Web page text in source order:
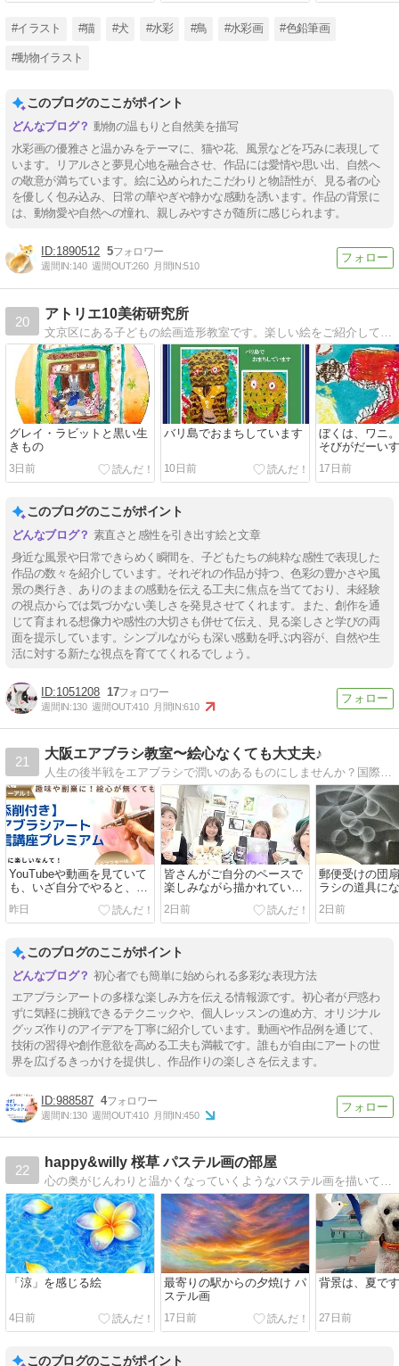
#イラスト #猫 #犬 #水彩 #鳥 #水彩画 #色鉛筆画
#動物イラスト
このブログのここがポイント
動物の温もりと自然美を描写
水彩画の優雅さと温かみをテーマに、猫や花、風景などを巧みに表現して
います。リアルさと夢見心地を融合させ、作品には愛情や思い出、自然へ
の敬意が満ちています。絵に込められたこだわりと物語性が、見る者の心
を優しく包み込み、日常の華やぎや静かな感動を誘います。作品の背景に
は、動物愛や自然への憧れ、親しみやすさが随所に感じられます。
1890512 5
週間IN:140 週間OUT:260 月間IN:510
20
アトリエ10美術研究所
グレイ・ラビットと黒い生
きもの
3日前
バリ島でおまちしています
10日前
ぼくは、ワニ
そびがだーい
17日前
このブログのここがポイント
素直さと感性を引き出す絵と文章
身近な風景や日常できらめく瞬間を、子どもたちの純粋な感性で表現した
作品の数々を紹介しています。それぞれの作品が持つ、色彩の豊かさや風
景の奥行き、ありのままの感動を伝える工夫に焦点を当てており、未経験
の視点からでは気づかない美しさを発見させてくれます。また、創作を通
じて育まれる想像力や感性の大切さも併せて伝え、見る楽しさと学びの両
面を提示しています。シンプルながらも深い感動を呼ぶ内容が、自然や生
活に対する新たな視点を育ててくれるでしょう。
1051208 17
週間IN:130 週間OUT:410 月間IN:610
21
大阪エアブラシ教室〜絵心なくても大丈夫♪
人生の後半戦をエアブラシで潤いのあるものにしませんか？国際エアアート協会®大阪本部：大阪市鶴見区エアブラシ教室・エアブラシ通信講座・エアブラシ動画レッスン・絵心無しOK・色々なエアブラシの使い道楽しみ方も紹介！
YouTubeや動画を見ていて
も、いざ自分でやると、思
うようにできません
昨日
皆さんがご自分のペースで
楽しみながら描かれていま
す。５月前半の様子
2日前
郵便受けの団
ラシの道具に
2日前
このブログのここがポイント
初心者でも簡単に始められる多彩な表現方法
エアブラシアートの多様な楽しみ方を伝える情報源です。初心者が戸惑わ
ずに気軽に挑戦できるテクニックや、個人レッスンの進め方、オリジナル
グッズ作りのアイデアを丁寧に紹介しています。動画や作品例を通じて、
技術の習得や創作意欲を高める工夫も満載です。誰もが自由にアートの世
界を広げるきっかけを提供し、作品作りの楽しさを伝えます。
988587 4
週間IN:130 週間OUT:410 月間IN:450
22
happy&willy 桜草 パステル画の部屋
心の奥がじんわりと温かくなっていくようなパステル画を描いています。ペット似顔絵、笑顔になるパステルアート教室、ちょっとリアルな動物アート教室をご紹介します。
「涼」を感じる絵
4日前
最寄りの駅からの夕焼け パ
ステル画
17日前
背景は、夏で
27日前
このブログのここがポイント